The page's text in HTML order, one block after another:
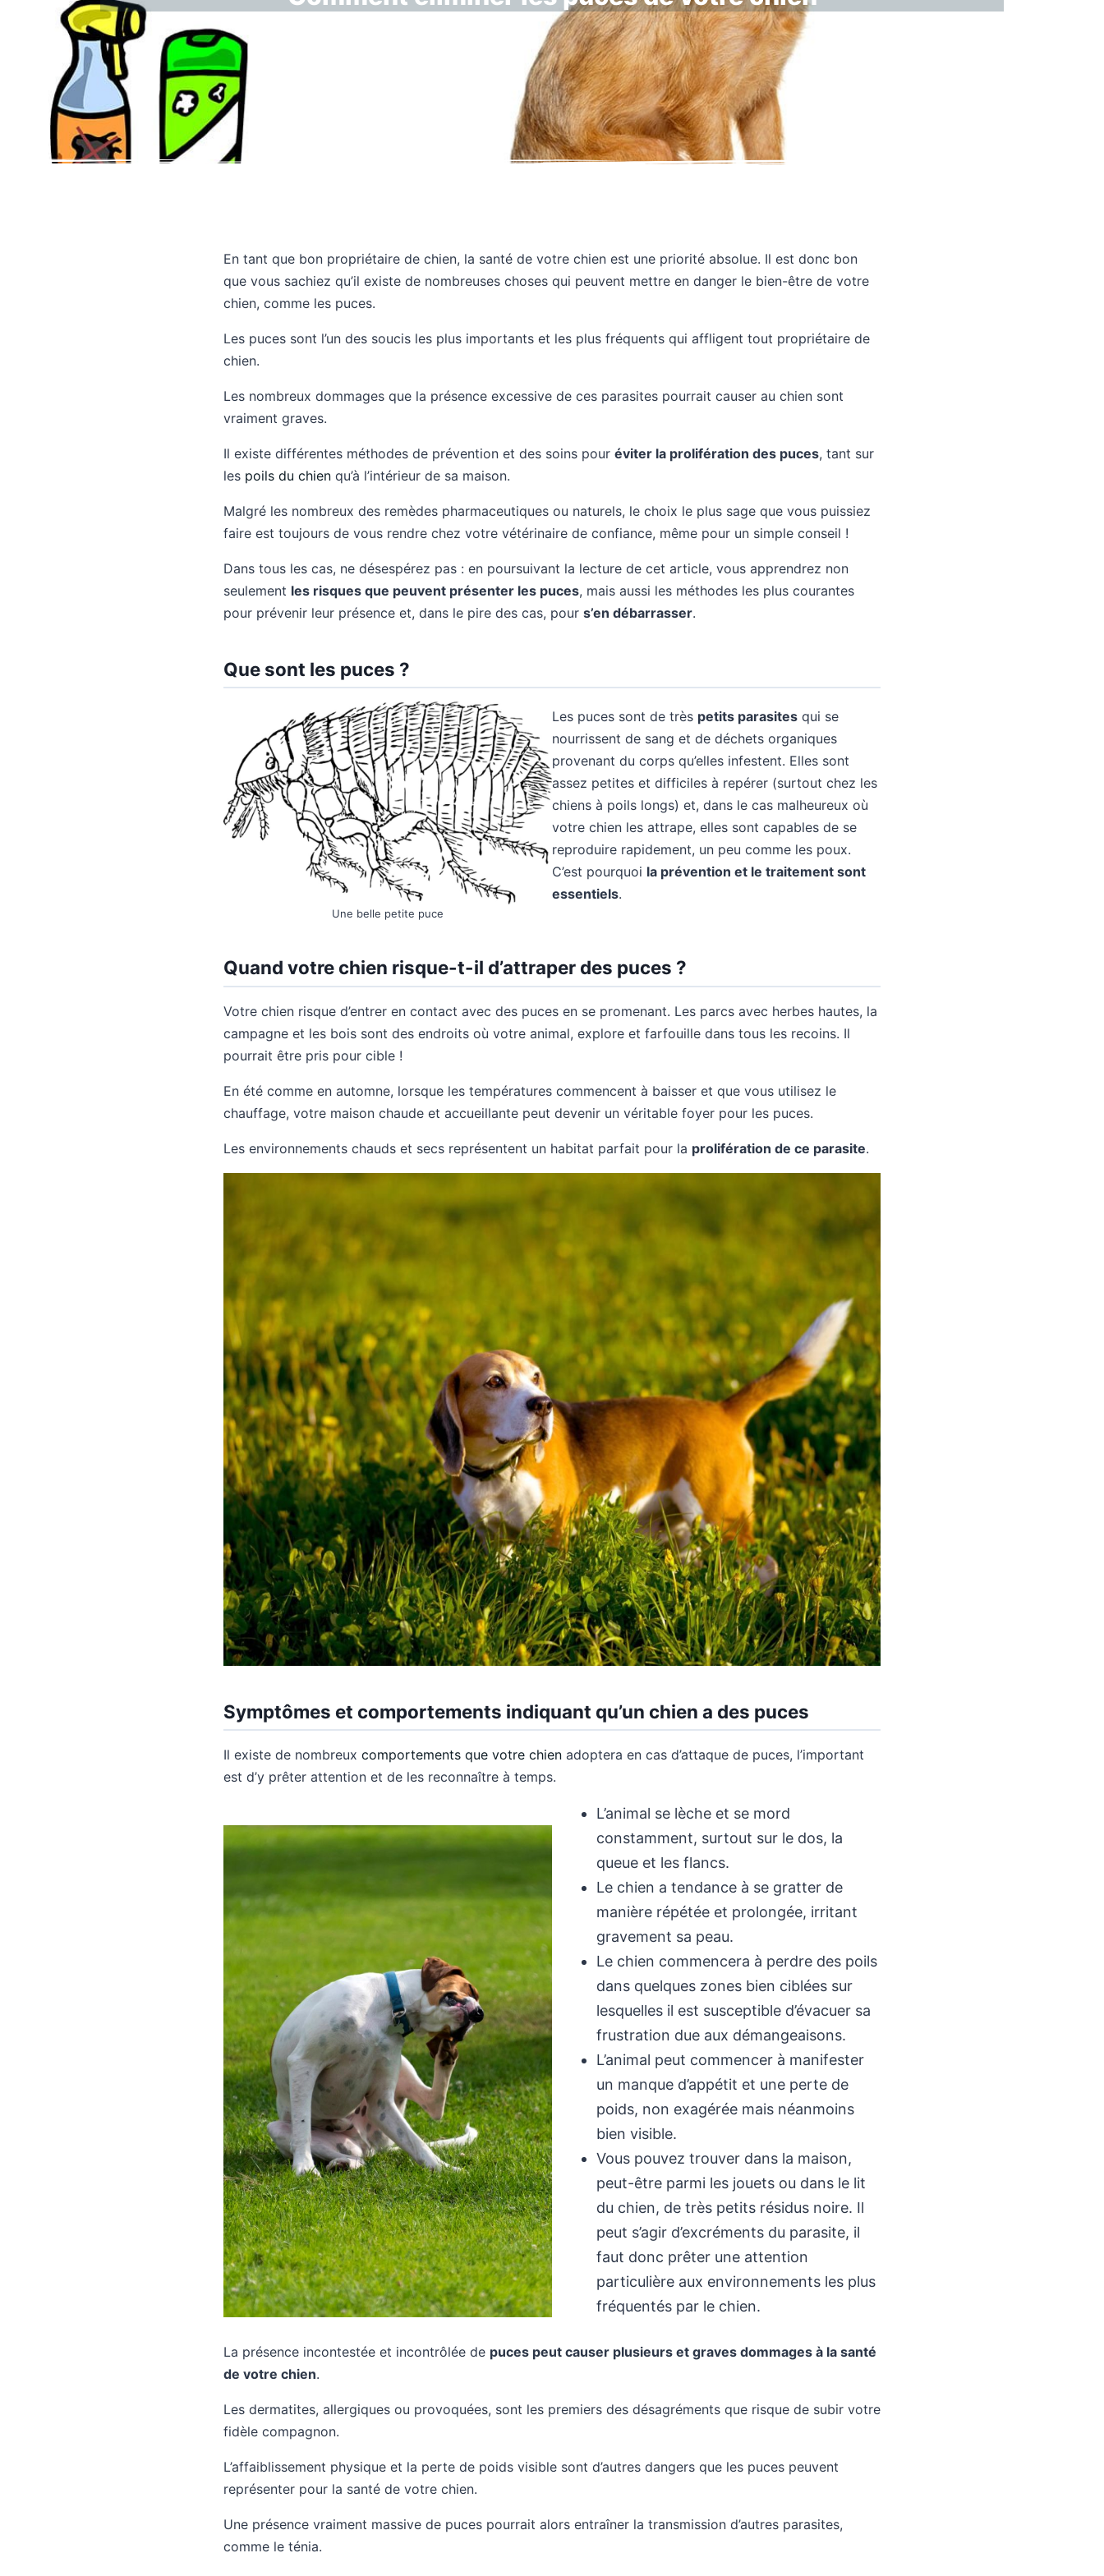
En tant que bon propriétaire de chien, la santé de votre chien est une priorité absolue. Il est donc bon
que vous sachiez qu’il existe de nombreuses choses qui peuvent mettre en danger le bien-être de votre
chien, comme les puces.
Les puces sont l’un des soucis les plus importants et les plus fréquents qui affligent tout propriétaire de
chien.
Les nombreux dommages que la présence excessive de ces parasites pourrait causer au chien sont
vraiment graves.
Il existe différentes méthodes de prévention et des soins pour éviter la prolifération des puces, tant sur
les poils du chien qu’à l’intérieur de sa maison.
Malgré les nombreux des remèdes pharmaceutiques ou naturels, le choix le plus sage que vous puissiez
faire est toujours de vous rendre chez votre vétérinaire de confiance, même pour un simple conseil !
Dans tous les cas, ne désespérez pas : en poursuivant la lecture de cet article, vous apprendrez non
seulement les risques que peuvent présenter les puces, mais aussi les méthodes les plus courantes
pour prévenir leur présence et, dans le pire des cas, pour s’en débarrasser.
Que sont les puces ?
Une belle petite puce
Les puces sont de très petits parasites qui se
nourrissent de sang et de déchets organiques
provenant du corps qu’elles infestent. Elles sont
assez petites et difficiles à repérer (surtout chez les
chiens à poils longs) et, dans le cas malheureux où
votre chien les attrape, elles sont capables de se
reproduire rapidement, un peu comme les poux.
C’est pourquoi la prévention et le traitement sont
essentiels.
Quand votre chien risque-t-il d’attraper des puces ?
Votre chien risque d’entrer en contact avec des puces en se promenant. Les parcs avec herbes hautes, la
campagne et les bois sont des endroits où votre animal, explore et farfouille dans tous les recoins. Il
pourrait être pris pour cible !
En été comme en automne, lorsque les températures commencent à baisser et que vous utilisez le
chauffage, votre maison chaude et accueillante peut devenir un véritable foyer pour les puces.
Les environnements chauds et secs représentent un habitat parfait pour la prolifération de ce parasite.
Symptômes et comportements indiquant qu’un chien a des puces
Il existe de nombreux comportements que votre chien adoptera en cas d’attaque de puces, l’important
est d’y prêter attention et de les reconnaître à temps.
L’animal se lèche et se mord
constamment, surtout sur le dos, la
queue et les flancs.
Le chien a tendance à se gratter de
manière répétée et prolongée, irritant
gravement sa peau.
Le chien commencera à perdre des poils
dans quelques zones bien ciblées sur
lesquelles il est susceptible d’évacuer sa
frustration due aux démangeaisons.
L’animal peut commencer à manifester
un manque d’appétit et une perte de
poids, non exagérée mais néanmoins
bien visible.
Vous pouvez trouver dans la maison,
peut-être parmi les jouets ou dans le lit
du chien, de très petits résidus noire. Il
peut s’agir d’excréments du parasite, il
faut donc prêter une attention
particulière aux environnements les plus
fréquentés par le chien.
La présence incontestée et incontrôlée de puces peut causer plusieurs et graves dommages à la santé
de votre chien.
Les dermatites, allergiques ou provoquées, sont les premiers des désagréments que risque de subir votre
fidèle compagnon.
L’affaiblissement physique et la perte de poids visible sont d’autres dangers que les puces peuvent
représenter pour la santé de votre chien.
Une présence vraiment massive de puces pourrait alors entraîner la transmission d’autres parasites,
comme le ténia.